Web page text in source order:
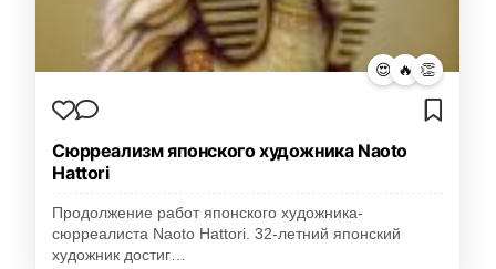
😍 🔥 👏
Сюрреализм японского художника Naoto
Hattori
Продолжение работ японского художника-
сюрреалиста Naoto Hattori. 32-летний японский
художник достиг…